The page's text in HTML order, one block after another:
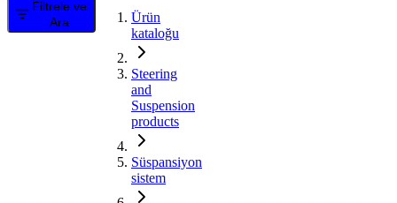
Filtrele ve
Ara
Ürün
kataloğu
Steering
and
Suspension
products
Süspansiyon
sistem